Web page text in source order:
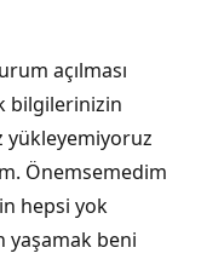
açılması
bilgilerinizin
Önemsemedim
hepsi yok
yaşamak beni